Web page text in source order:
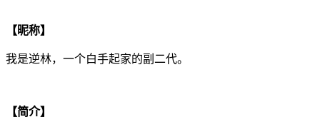
【昵称】
我是逆林，一个白手起家的副二代。
【简介】